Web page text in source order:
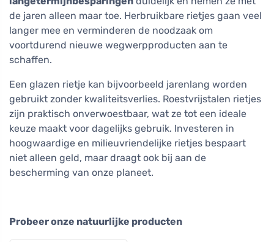
de jaren alleen maar toe. Herbruikbare rietjes gaan veel
langer mee en verminderen de noodzaak om
voortdurend nieuwe wegwerpproducten aan te
schaffen.
Een glazen rietje kan bijvoorbeeld jarenlang worden
gebruikt zonder kwaliteitsverlies. Roestvrijstalen rietjes
zijn praktisch onverwoestbaar, wat ze tot een ideale
keuze maakt voor dagelijks gebruik. Investeren in
hoogwaardige en milieuvriendelijke rietjes bespaart
niet alleen geld, maar draagt ook bij aan de
bescherming van onze planeet.
Probeer onze natuurlijke producten